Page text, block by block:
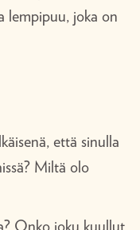
lempipuu, joka on
että sinulla
Miltä olo
Onko joku kuullut